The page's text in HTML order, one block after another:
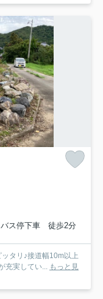
バス停下車 徒歩2分
タリ♪接道幅10m以上
充実してい... もっと見